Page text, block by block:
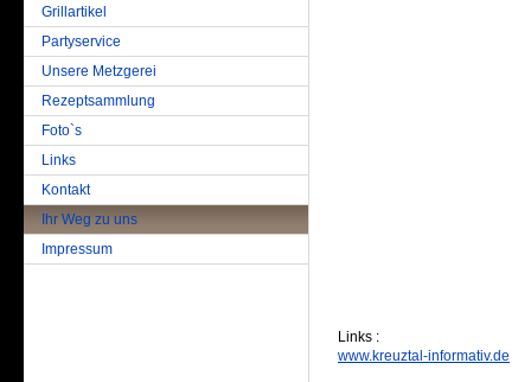
Grillartikel
Partyservice
Unsere Metzgerei
Rezeptsammlung
Foto`s
Links
Kontakt
Ihr Weg zu uns
Impressum
Links :
www.kreuztal-informativ.de